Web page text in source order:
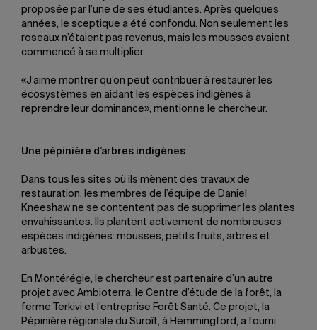
proposée par l’une de ses étudiantes. Après quelques
années, le sceptique a été confondu. Non seulement les
roseaux n’étaient pas revenus, mais les mousses avaient
commencé à se multiplier.
«J’aime montrer qu’on peut contribuer à restaurer les
écosystèmes en aidant les espèces indigènes à
reprendre leur dominance», mentionne le chercheur.
Une pépinière d’arbres indigènes
Dans tous les sites où ils mènent des travaux de
restauration, les membres de l’équipe de Daniel
Kneeshaw ne se contentent pas de supprimer les plantes
envahissantes. Ils plantent activement de nombreuses
espèces indigènes: mousses, petits fruits, arbres et
arbustes.
En Montérégie, le chercheur est partenaire d’un autre
projet avec Ambioterra, le Centre d’étude de la forêt, la
ferme Terkivi et l’entreprise Forêt Santé. Ce projet, la
Pépinière régionale du Suroît, à Hemmingford, a fourni